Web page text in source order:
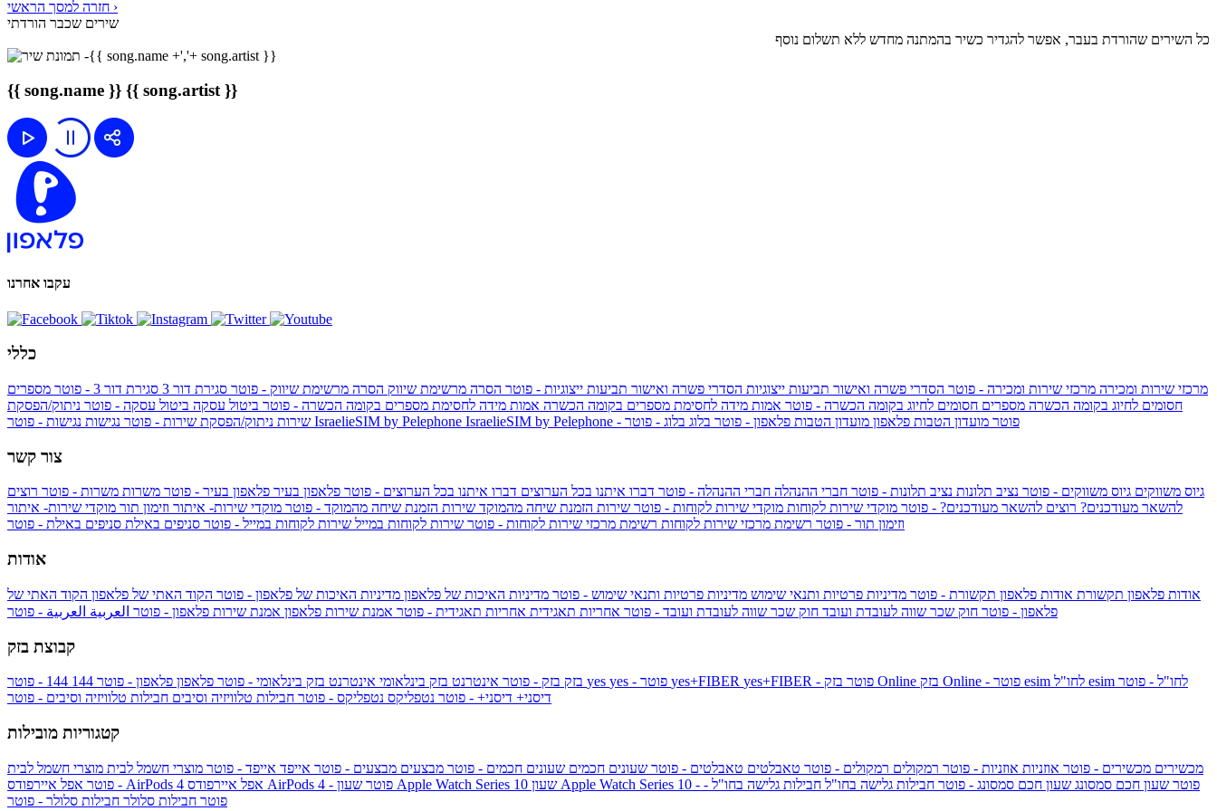
חזרה למסך הראשי ›
שירים שכבר הורדתי
כל השירים שהורדת בעבר, אפשר להגדיר כשיר בהמתנה מחדש ללא תשלום נוסף
{{ song.name }} {{ song.artist }}
עקבו אחרנו
כללי
מרכזי שירות ומכירה מרכזי שירות ומכירה - פוטר הסדרי פשרה ואישור תביעות ייצוגיות הסדרי פשרה ואישור תביעות ייצוגיות - פוטר הסרה מרשימת שיווק הסרה מרשימת שיווק - פוטר סגירת דור 3 סגירת דור 3 - פוטר
מספרים
חסומים לחיוג בקומה הכשרה מספרים חסומים לחיוג בקומה הכשרה - פוטר אמות מידה לחסימת מספרים בקומה הכשרה אמות מידה לחסימת מספרים בקומה הכשרה - פוטר ביטול עסקה ביטול עסקה - פוטר ניתוק/הפסקת
שירות ניתוק/הפסקת שירות - פוטר נגישות IsraelieSIM by Pelephone IsraelieSIM by Pelephone - פוטר מועדון הטבות פלאפון מועדון הטבות פלאפון - פוטר בלוג בלוג - פוטר
צור קשר
גיוס משווקים גיוס משווקים - פוטר נציב תלונות נציב תלונות - פוטר חברי ההנהלה חברי ההנהלה - פוטר דברו איתנו בכל הערוצים דברו איתנו בכל הערוצים - פוטר פלאפון בעיר פלאפון בעיר - פוטר משרות משרות - פוטר רוצים
להשאר מעודכנים? רוצים להשאר מעודכנים? - פוטר מוקדי שירות לקוחות מוקדי שירות לקוחות - פוטר שירות הזמנת שיחה מהמוקד שירות הזמנת שיחה מהמוקד - פוטר מוקדי שירות- איתור וזימון תור מוקדי שירות- איתור
וזימון תור - פוטר רשימת מרכזי שירות לקוחות רשימת מרכזי שירות לקוחות - פוטר שירות לקוחות במייל שירות לקוחות במייל - פוטר סניפים באילת סניפים באילת - פוטר
אודות
אודות פלאפון תקשורת אודות פלאפון תקשורת - פוטר מדיניות פרטיות ותנאי שימוש מדיניות פרטיות ותנאי שימוש - פוטר מדיניות האיכות של פלאפון מדיניות האיכות של פלאפון - פוטר הקוד האתי של פלאפון הקוד האתי של
פלאפון - פוטר חוק שכר שווה לעובדת ועובד חוק שכר שווה לעובדת ועובד - פוטר אחריות תאגידית אחריות תאגידית - פוטר אמנת שירות פלאפון אמנת שירות פלאפון - פוטר العربية العربية - פוטר
קבוצת בזק
בזק בזק - פוטר אינטרנט בזק בינלאומי אינטרנט בזק בינלאומי - פוטר פלאפון פלאפון - פוטר 144 yes yes+FIBER yes+FIBER - פוטר בזק Online
esim לחו"ל - פוטר
דיסני+ דיסני+ - פוטר נטפליקס נטפליקס - פוטר חבילות טלוויזיה וסיבים חבילות טלוויזיה וסיבים - פוטר
קטגוריות מובילות
מכשירים מכשירים - פוטר אוזניות אוזניות - פוטר רמקולים רמקולים - פוטר טאבלטים טאבלטים - פוטר שעונים חכמים שעונים חכמים - פוטר מבצעים מבצעים - פוטר אייפד אייפד - פוטר מוצרי חשמל לבית מוצרי חשמל לבית
- פוטר אפל איירפודס AirPods 4 אפל איירפודס AirPods 4 - פוטר שעון Apple Watch Series 10 שעון Apple Watch Series 10 - פוטר שעון חכם סמסונג שעון חכם סמסונג - פוטר חבילות גלישה בחו"ל חבילות גלישה בחו"ל -
פוטר חבילות סלולר חבילות סלולר - פוטר